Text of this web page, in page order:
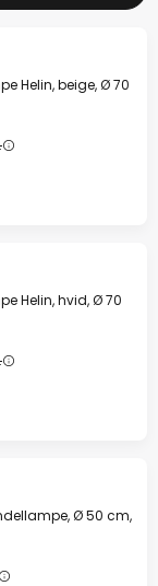
Helin, beige, Ø 70
Helin, hvid, Ø 70
Ø 50 cm,